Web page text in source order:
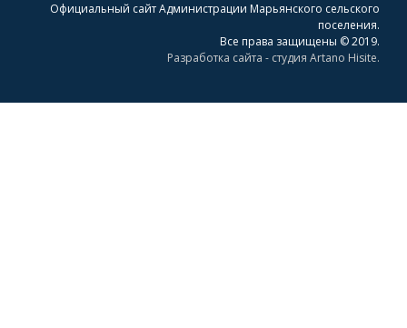
Официальный сайт Администрации Марьянского сельского
поселения.
Все права защищены © 2019.
Разработка сайта - студия Artano Hisite.